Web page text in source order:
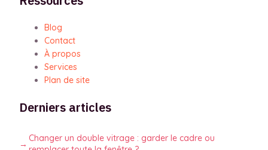
Blog
Contact
À propos
Services
Plan de site
Derniers articles
Changer un double vitrage : garder le cadre ou